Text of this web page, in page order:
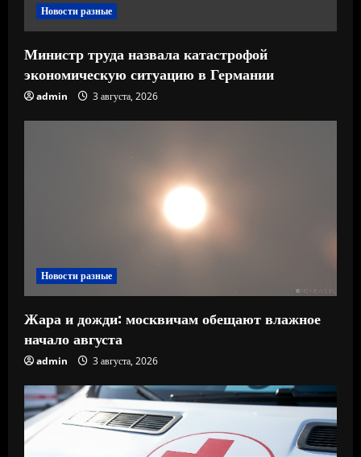
Новости разные
Министр труда назвала катастрофой
экономическую ситуацию в Германии
admin 3 августа, 2026
Новости разные
Жара и дожди: москвичам обещают влажное
начало августа
admin 3 августа, 2026